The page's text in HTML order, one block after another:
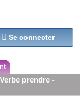
 Se connecter
prendre -